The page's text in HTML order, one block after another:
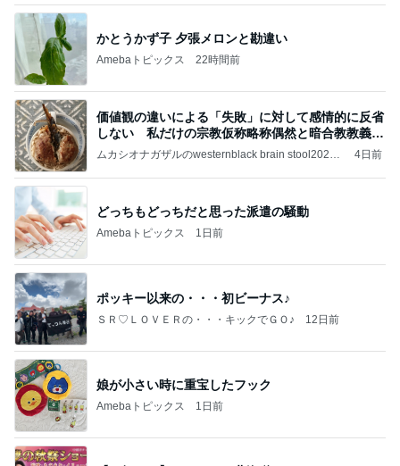
かとうかず子 夕張メロンと勘違い
Amebaトピックス 22時間前
価値観の違いによる「失敗」に対して感情的に反省
しない 私だけの宗教仮称略称偶然と暗合教教義候
補
ムカシオナガザルのwesternblack brain stool2024
ガザル
4日前
どっちもどっちだと思った派遣の騒動
Amebaトピックス 1日前
ポッキー以来の・・・初ビーナス♪
ＳＲ♡ＬＯＶＥＲの・・・キックでＧＯ♪ 12日前
娘が小さい時に重宝したフック
Amebaトピックス 1日前